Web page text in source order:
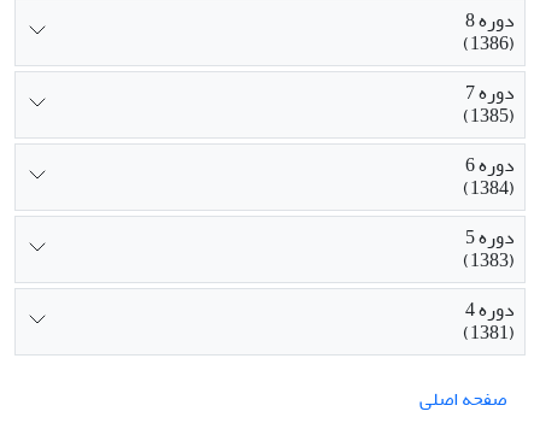
دوره 8
(1386)
دوره 7
(1385)
دوره 6
(1384)
دوره 5
(1383)
دوره 4
(1381)
صفحه اصلی